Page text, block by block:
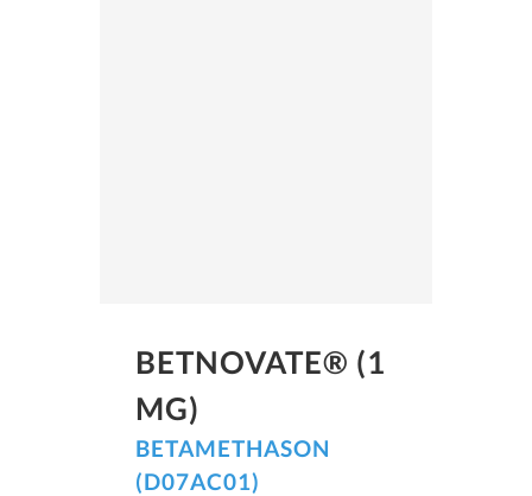
BETNOVATE® (1
MG)
BETAMETHASON
(D07AC01)